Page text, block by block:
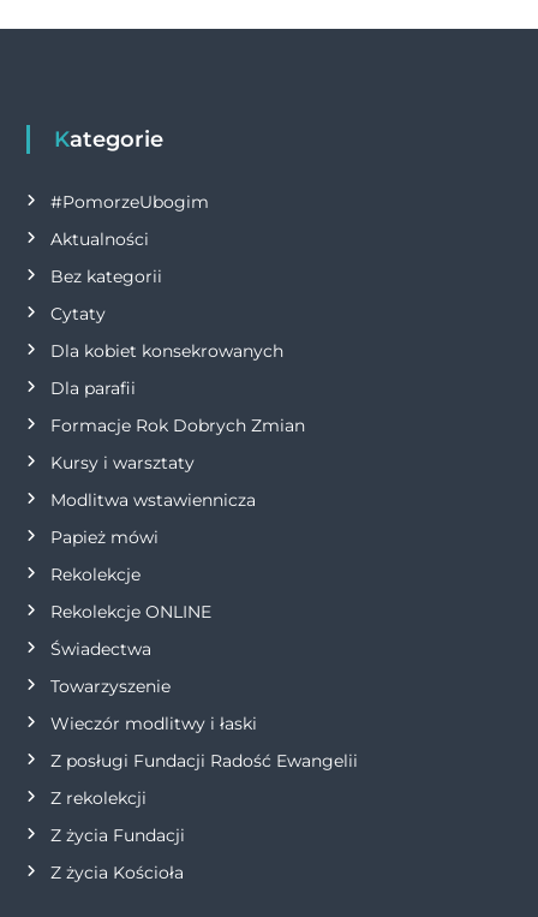
c
j
a
w
p
i
s
u
Kategorie
#PomorzeUbogim
Aktualności
Bez kategorii
Cytaty
Dla kobiet konsekrowanych
Dla parafii
Formacje Rok Dobrych Zmian
Kursy i warsztaty
Modlitwa wstawiennicza
Papież mówi
Rekolekcje
Rekolekcje ONLINE
Świadectwa
Towarzyszenie
Wieczór modlitwy i łaski
Z posługi Fundacji Radość Ewangelii
Z rekolekcji
Z życia Fundacji
Z życia Kościoła